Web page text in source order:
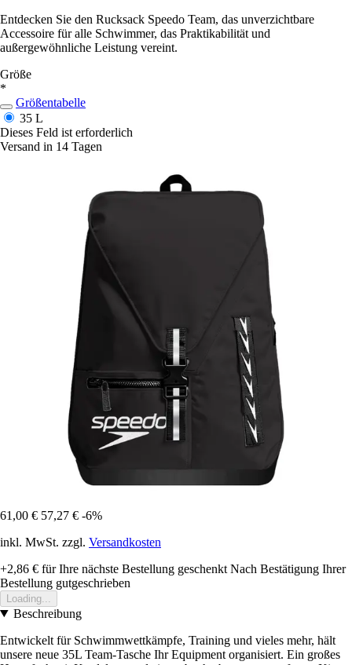
Entdecken Sie den Rucksack Speedo Team, das unverzichtbare
Accessoire für alle Schwimmer, das Praktikabilität und
außergewöhnliche Leistung vereint.
Größe
*
Größentabelle
35 L
Dieses Feld ist erforderlich
Versand in 14 Tagen
61,00 € 57,27 € -6%
inkl. MwSt. zzgl. Versandkosten
+2,86 € für Ihre nächste Bestellung geschenkt Nach Bestätigung Ihrer
Bestellung gutgeschrieben
Loading...
Beschreibung
Entwickelt für Schwimmwettkämpfe, Training und vieles mehr, hält
unsere neue 35L Team-Tasche Ihr Equipment organisiert. Ein großes